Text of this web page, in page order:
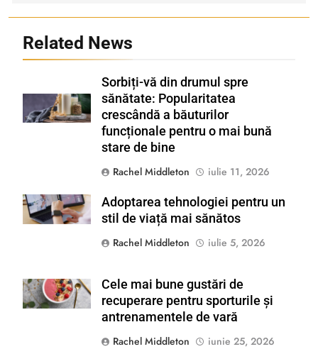
Related News
Shutterstock
Sorbiți-vă din drumul spre
sănătate: Popularitatea
crescândă a băuturilor
funcționale pentru o mai bună
stare de bine
Rachel Middleton
iulie 11, 2026
Shutterstock
Adoptarea tehnologiei pentru un
stil de viață mai sănătos
Rachel Middleton
iulie 5, 2026
Shutterstock
Cele mai bune gustări de
recuperare pentru sporturile și
antrenamentele de vară
Rachel Middleton
iunie 25, 2026